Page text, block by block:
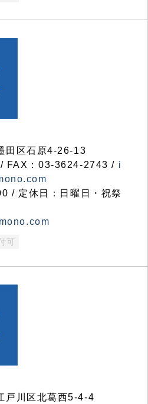
区石原4-26-13
FAX：03-3624-2743 / i
/ 定休日：日曜日・祝祭
可
川区北葛西5-4-4